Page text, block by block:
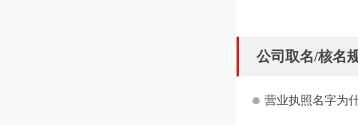
公司取名/核名
营业执照名字为